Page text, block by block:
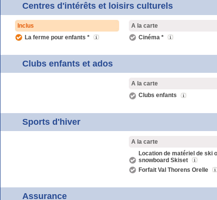
Centres d'intérêts et loisirs culturels
Inclus
La ferme pour enfants *
A la carte
Cinéma *
Clubs enfants et ados
A la carte
Clubs enfants
Sports d'hiver
A la carte
Location de matériel de ski
snowboard Skiset
Forfait Val Thorens Orelle
Assurance